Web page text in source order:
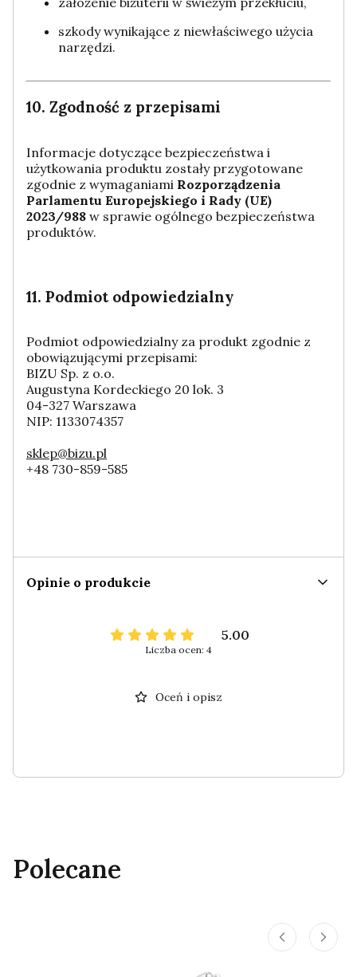
szkody wynikające z niewłaściwego użycia
narzędzi.
10. Zgodność z przepisami
Informacje dotyczące bezpieczeństwa i
użytkowania produktu zostały przygotowane
zgodnie z wymaganiami Rozporządzenia
Parlamentu Europejskiego i Rady (UE)
2023/988 w sprawie ogólnego bezpieczeństwa
produktów.
11. Podmiot odpowiedzialny
Podmiot odpowiedzialny za produkt zgodnie z
obowiązującymi przepisami:
BIZU Sp. z o.o.
Augustyna Kordeckiego 20 lok. 3
04-327 Warszawa
NIP: 1133074357
sklep@bizu.pl
+48 730-859-585
Opinie o produkcie
5.00
Liczba ocen: 4
Oceń i opisz
Polecane